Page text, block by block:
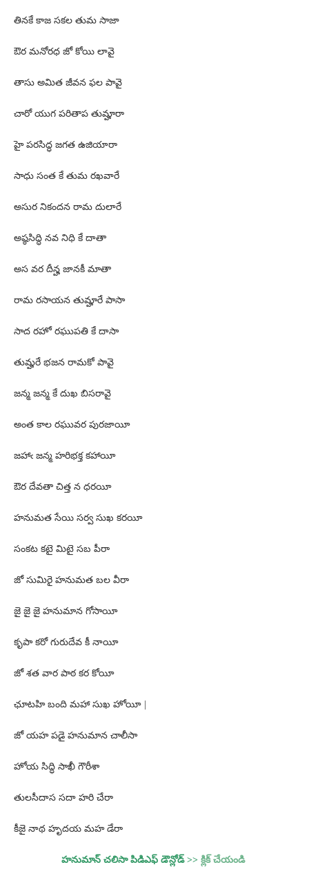
తినకే కాజ సకల తుమ సాజా
ఔర మనోరధ జో కోయి లావై
తాసు అమిత జీవన ఫల పావై
చారో యుగ పరితాప తుమ్హారా
హై పరసిద్ధ జగత ఉజియారా
సాధు సంత కే తుమ రఖవారే
అసుర నికందన రామ దులారే
అష్ఠసిద్ధి నవ నిధి కే దాతా
అస వర దీన్హ జానకీ మాతా
రామ రసాయన తుమ్హారే పాసా
సాద రహో రఘుపతి కే దాసా
తుమ్హరే భజన రామకో పావై
జన్మ జన్మ కే దుఖ బిసరావై
అంత కాల రఘువర పురజాయీ
జహాఁ జన్మ హరిభక్త కహాయీ
ఔర దేవతా చిత్త న ధరయీ
హనుమత సేయి సర్వ సుఖ కరయీ
సంకట కటై మిటై సబ పీరా
జో సుమిరై హనుమత బల వీరా
జై జై జై హనుమాన గోసాయీ
కృపా కరో గురుదేవ కీ నాయీ
జో శత వార పాఠ కర కోయీ
ఛూటహి బంది మహా సుఖ హోయీ |
జో యహ పడై హనుమాన చాలీసా
హోయ సిద్ధి సాఖీ గౌరీశా
తులసీదాస సదా హరి చేరా
కీజై నాథ హృదయ మహ డేరా
హనుమాన్ చలిసా పిడిఎఫ్ డౌన్లోడ్ >> క్లిక్ చేయండి